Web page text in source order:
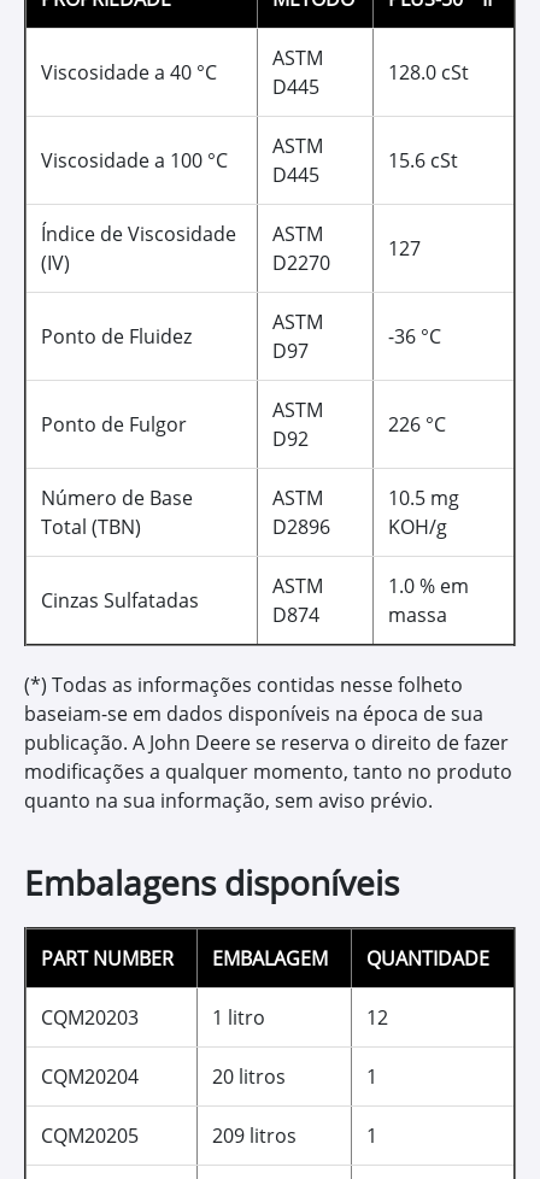
Viscosidade a 40 °C
ASTM
D445
128.0 cSt
Viscosidade a 100 °C
ASTM
D445
15.6 cSt
Índice de Viscosidade
(IV)
ASTM
D2270
127
Ponto de Fluidez
ASTM
D97
-36 °C
Ponto de Fulgor
ASTM
D92
226 °C
Número de Base
Total (TBN)
ASTM
D2896
10.5 mg
KOH/g
Cinzas Sulfatadas
ASTM
D874
1.0 % em
massa
(*) Todas as informações contidas nesse folheto
baseiam-se em dados disponíveis na época de sua
publicação. A John Deere se reserva o direito de fazer
modificações a qualquer momento, tanto no produto
quanto na sua informação, sem aviso prévio.
Embalagens disponíveis
PART NUMBER EMBALAGEM QUANTIDADE
CQM20203 1 litro 12
CQM20204 20 litros 1
CQM20205 209 litros 1